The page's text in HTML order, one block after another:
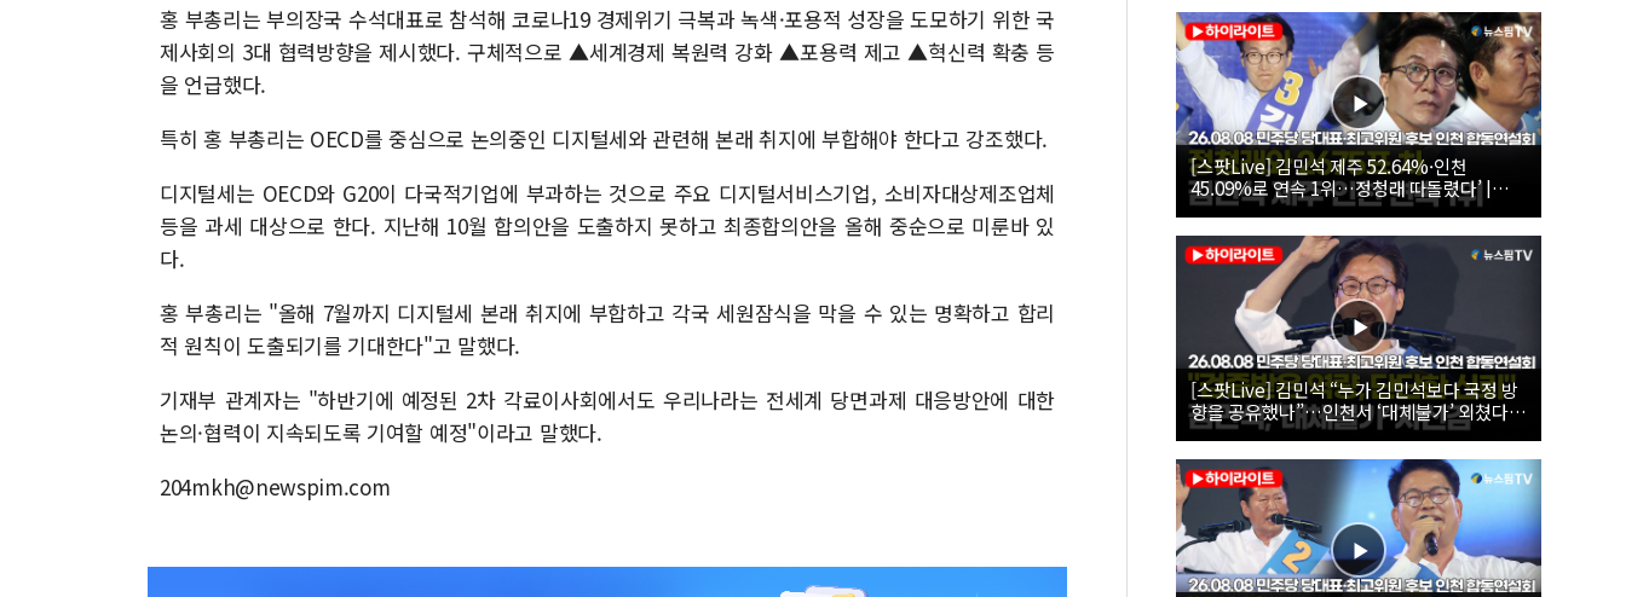
홍 부총리는 부의장국 수석대표로 참석해 코로나19 경제위기 극복과 녹색·포용적 성장을 도모하기 위한 국
제사회의 3대 협력방향을 제시했다. 구체적으로 ▲세계경제 복원력 강화 ▲포용력 제고 ▲혁신력 확충 등
을 언급했다.
특히 홍 부총리는 OECD를 중심으로 논의중인 디지털세와 관련해 본래 취지에 부합해야 한다고 강조했다.
디지털세는 OECD와 G20이 다국적기업에 부과하는 것으로 주요 디지털서비스기업, 소비자대상제조업체
등을 과세 대상으로 한다. 지난해 10월 합의안을 도출하지 못하고 최종합의안을 올해 중순으로 미룬바 있
다.
홍 부총리는 "올해 7월까지 디지털세 본래 취지에 부합하고 각국 세원잠식을 막을 수 있는 명확하고 합리
적 원칙이 도출되기를 기대한다"고 말했다.
기재부 관계자는 "하반기에 예정된 2차 각료이사회에서도 우리나라는 전세계 당면과제 대응방안에 대한
논의·협력이 지속되도록 기여할 예정"이라고 말했다.
204mkh@newspim.com
[스팟Live] 김민석 제주 52.64%·인천
45.09%로 연속 1위…정청래 따돌렸다’ |
26.08.08 더불어민주당 당대표·최고위원 후
보 인천 합동연설회
[스팟Live] 김민석 “누가 김민석보다 국정 방
향을 공유했나”…인천서 ‘대체불가’ 외쳤다 |
26.08.08 더불어민주당 당대표·최고위원 후
보 인천 합동연설회